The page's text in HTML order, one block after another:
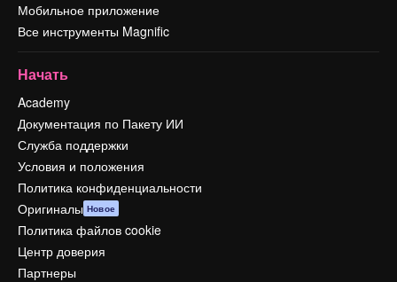
Мобильное приложение
Все инструменты Magnific
Начать
Academy
Документация по Пакету ИИ
Служба поддержки
Условия и положения
Политика конфиденциальности
Оригиналы Новое
Политика файлов cookie
Центр доверия
Партнеры